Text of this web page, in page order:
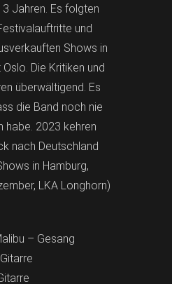
Jahren. Es folgten
und
Shows in
Die Kritiken und
überwältigend. Es
die Band noch nie
habe. 2023 kehren
nach Deutschland
in Hamburg,
LKA Longhorn)
– Gesang